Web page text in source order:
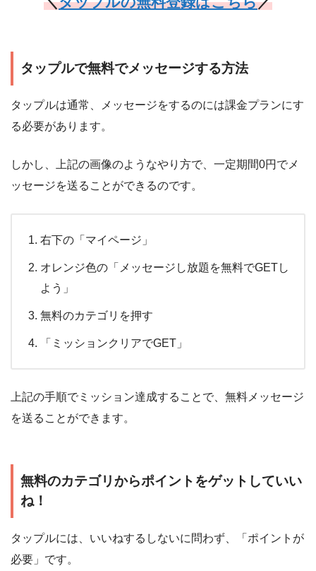
タップルで無料でメッセージする方法
タップルは通常、メッセージをするのには課金プランにす
る必要があります。
しかし、上記の画像のようなやり方で、一定期間0円でメ
ッセージを送ることができるのです。
右下の「マイページ」
オレンジ色の「メッセージし放題を無料でGETし
よう」
無料のカテゴリを押す
「ミッションクリアでGET」
上記の手順でミッション達成することで、無料メッセージ
を送ることができます。
無料のカテゴリからポイントをゲットしていい
ね！
タップルには、いいねするしないに問わず、「ポイントが
必要」です。